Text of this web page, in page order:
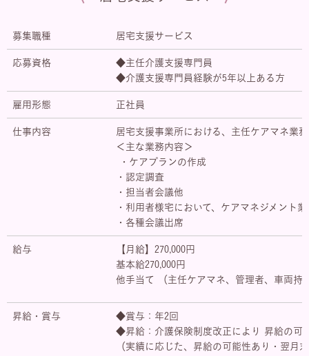
募集職種 居宅支援サービス
応募資格
◆主任介護支援専門員
◆介護支援専門員経験が5年以上ある方
雇用形態 正社員
仕事内容
居宅支援事業所における、主任ケアマネ業
＜主な業務内容＞
・ケアプランの作成
・認定調査
・担当者会議他
・利用者様宅において、ケアマネジメント
・各種会議出席
給与
【月給】270,000円
基本給270,000円
他手当て （主任ケアマネ、管理者、車両持
昇給・賞与
◆賞与：年2回
◆昇給：介護保険制度改正により 昇給の可
（実績に応じた、昇給の可能性あり・翌月